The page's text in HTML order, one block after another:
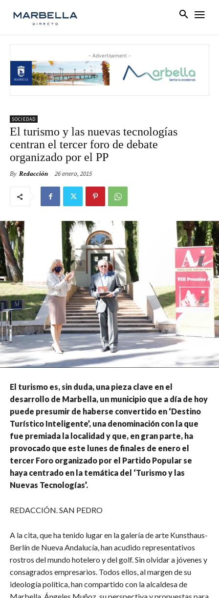
- Advertisement -
SOCIEDAD
El turismo y las nuevas tecnologías
centran el tercer foro de debate
organizado por el PP
By Redacción 26 enero, 2015
El turismo es, sin duda, una pieza clave en el
desarrollo de Marbella, un municipio que a día de hoy
puede presumir de haberse convertido en ‘Destino
Turístico Inteligente’, una denominación con la que
fue premiada la localidad y que, en gran parte, ha
provocado que este lunes de finales de enero el
tercer Foro organizado por el Partido Popular se
haya centrado en la temática del ‘Turismo y las
Nuevas Tecnologías’.
REDACCIÓN. SAN PEDRO
A la cita, que ha tenido lugar en la galería de arte Kunsthaus-
Berlín de Nueva Andalucía, han acudido representativos
rostros del mundo hotelero y del golf. Sin olvidar a jóvenes y
consagrados empresarios. Todos ellos, al margen de su
ideología política, han compartido con la alcaldesa de